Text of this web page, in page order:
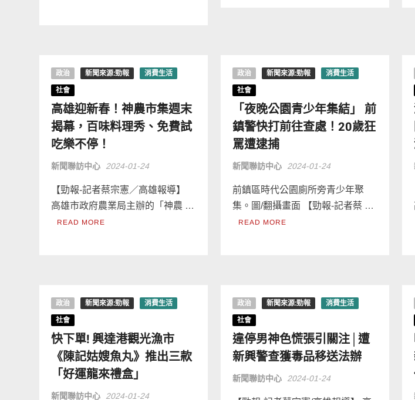
政治 新聞來源:勁報 消費生活
社會
高雄迎新春！神農市集週末
揭幕，百味料理秀、免費試
吃樂不停！
新聞聯訪中心 2024-01-24
【勁報-記者蔡宗憲／高雄報導】
高雄市政府農業局主辦的「神農 …
READ MORE
政治 新聞來源:勁報 消費生活
社會
「夜晚公園青少年集結」 前
鎮警快打前往查處！20歲狂
罵遭逮捕
新聞聯訪中心 2024-01-24
前鎮區時代公園廁所旁青少年聚
集。圖/翻攝畫面 【勁報-記者蔡 …
READ MORE
政治 新聞來源:勁報 消費生活
社會
快下單! 興達港觀光漁市
《陳記姑嫂魚丸》推出三款
「好運龍來禮盒」
新聞聯訪中心 2024-01-24
政治 新聞來源:勁報 消費生活
社會
違停男神色慌張引關注│遭
新興警查獲毒品移送法辦
新聞聯訪中心 2024-01-24